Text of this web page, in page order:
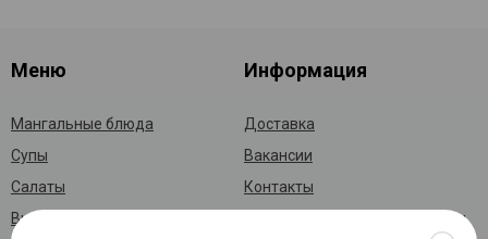
Меню
Мангальные блюда
Супы
Салаты
Выпечка
Информация
Доставка
Вакансии
Контакты
Политика конфидициальности